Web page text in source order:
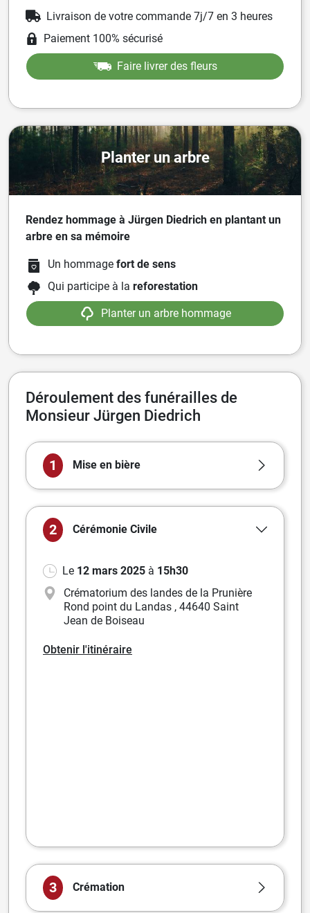
Livraison de votre commande 7j/7 en 3 heures
Paiement 100% sécurisé
Faire livrer des fleurs
Planter un arbre
Rendez hommage à Jürgen Diedrich en plantant un
arbre en sa mémoire
Un hommage fort de sens
Qui participe à la reforestation
Planter un arbre hommage
Déroulement des funérailles de
Monsieur Jürgen Diedrich
1 Mise en bière
2 Cérémonie Civile
Le 12 mars 2025 à 15h30
Crématorium des landes de la Prunière
Rond point du Landas , 44640 Saint
Jean de Boiseau
Obtenir l'itinéraire
3 Crémation